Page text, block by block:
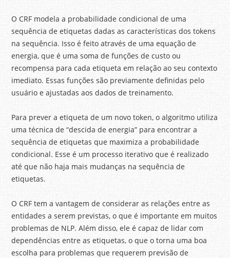
O CRF modela a probabilidade condicional de uma
sequência de etiquetas dadas as características dos tokens
na sequência. Isso é feito através de uma equação de
energia, que é uma soma de funções de custo ou
recompensa para cada etiqueta em relação ao seu contexto
imediato. Essas funções são previamente definidas pelo
usuário e ajustadas aos dados de treinamento.
Para prever a etiqueta de um novo token, o algoritmo utiliza
uma técnica de “descida de energia” para encontrar a
sequência de etiquetas que maximiza a probabilidade
condicional. Esse é um processo iterativo que é realizado
até que não haja mais mudanças na sequência de
etiquetas.
O CRF tem a vantagem de considerar as relações entre as
entidades a serem previstas, o que é importante em muitos
problemas de NLP. Além disso, ele é capaz de lidar com
dependências entre as etiquetas, o que o torna uma boa
escolha para problemas que requerem previsão de